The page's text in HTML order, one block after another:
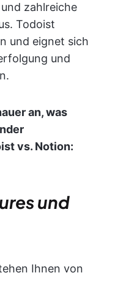
zahlreiche
Todoist
und eignet sich
und
an, was
vs. Notion:
und
Ihnen von